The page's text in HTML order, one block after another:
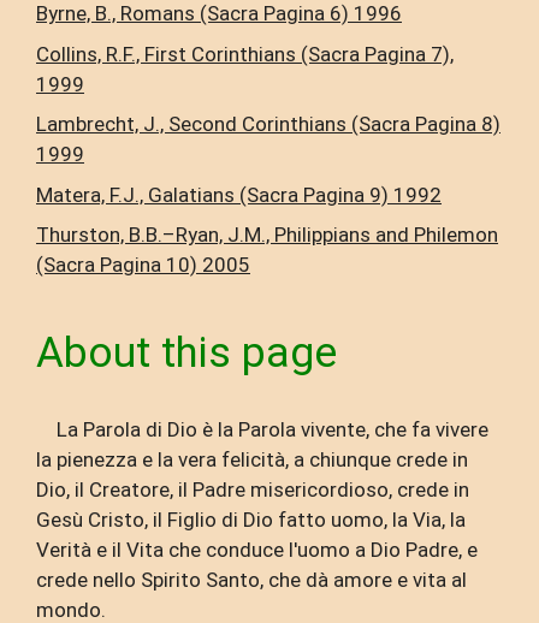
Byrne, B., Romans (Sacra Pagina 6) 1996
Collins, R.F., First Corinthians (Sacra Pagina 7),
1999
Lambrecht, J., Second Corinthians (Sacra Pagina 8)
1999
Matera, F.J., Galatians (Sacra Pagina 9) 1992
Thurston, B.B.–Ryan, J.M., Philippians and Philemon
(Sacra Pagina 10) 2005
About this page
La Parola di Dio è la Parola vivente, che fa vivere
la pienezza e la vera felicità, a chiunque crede in
Dio, il Creatore, il Padre misericordioso, crede in
Gesù Cristo, il Figlio di Dio fatto uomo, la Via, la
Verità e il Vita che conduce l'uomo a Dio Padre, e
crede nello Spirito Santo, che dà amore e vita al
mondo.